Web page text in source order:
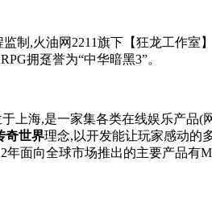
制,火油网2211旗下【狂龙工作
拥趸誉为“中华暗黑3”。
上海,是一家集各类在线娱乐产
奇世界理念,以开发能让玩家感动的
面向全球市场推出的主要产品